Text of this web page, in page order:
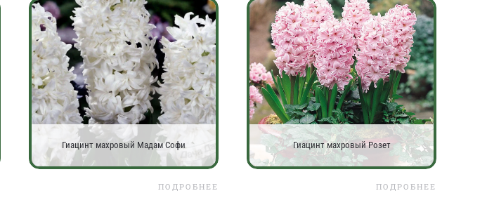
Гиацинт махровый Мадам Софи
ПОДРОБНЕЕ
Гиацинт махровый Розет
ПОДРОБНЕЕ